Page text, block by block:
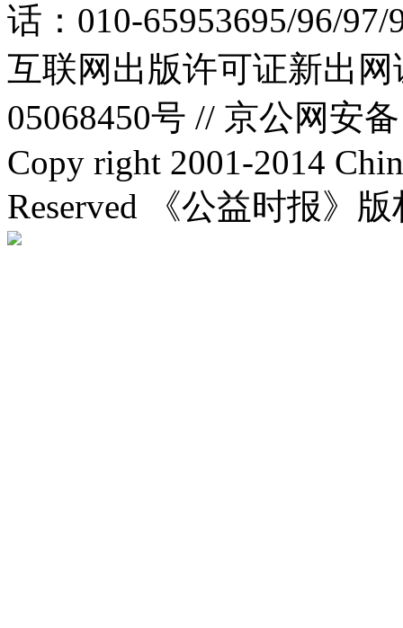
话：010-65953695/96/
互联网出版许可证新出
05068450号 // 京公网安
Copy right 2001-2014
Reserved 《公益时报》